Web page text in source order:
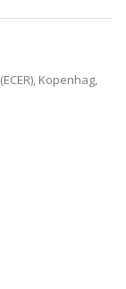
Kopenhag,